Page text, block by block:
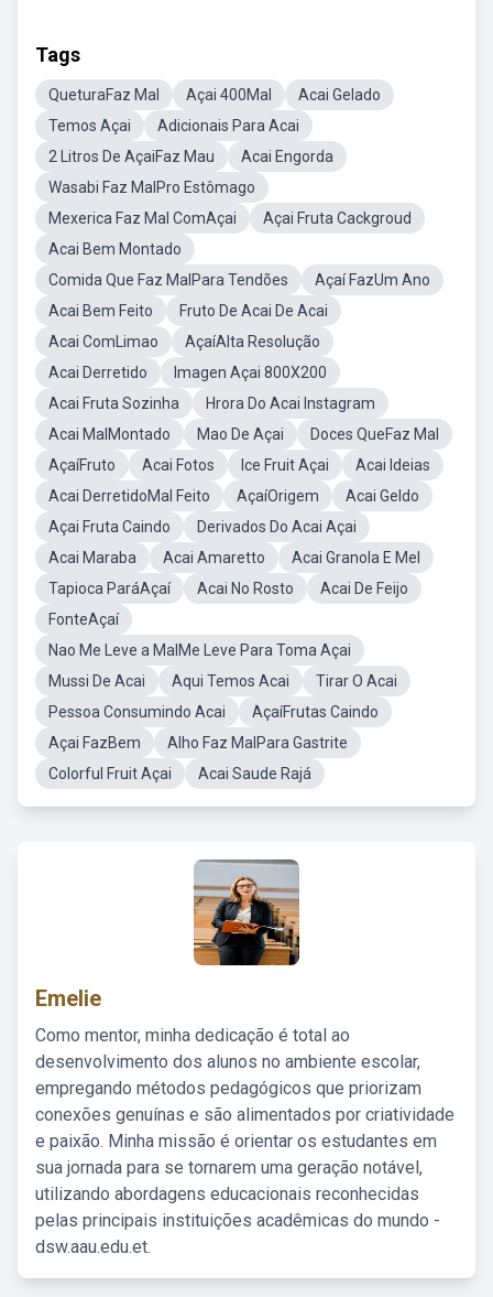
Tags
QueturaFaz Mal Açai 400Mal
Acai Gelado
Temos Açai
Adicionais Para Acai
2 Litros De AçaiFaz Mau
Acai Engorda
Wasabi Faz MalPro Estômago
Mexerica Faz Mal ComAçai
Açai Fruta Cackgroud
Acai Bem Montado
Comida Que Faz MalPara Tendões
Açaí FazUm Ano
Acai Bem Feito
Fruto De Acai De Acai
Acai ComLimao
AçaíAlta Resolução
Acai Derretido
Imagen Açai 800X200
Acai Fruta Sozinha
Hrora Do Acai Instagram
Acai MalMontado
Mao De Açai
Doces QueFaz Mal
AçaíFruto
Acai Fotos Ice Fruit Açai
Acai Ideias
Acai DerretidoMal Feito
AçaíOrigem
Acai Geldo
Açai Fruta Caindo
Derivados Do Acai Açai
Acai Maraba
Acai Amaretto
Acai Granola E Mel
Tapioca ParáAçaí
Acai No Rosto
Acai De Feijo
FonteAçaí
Nao Me Leve a MalMe Leve Para Toma Açai
Mussi De Acai
Aqui Temos Acai
Tirar O Acai
Pessoa Consumindo Acai
AçaíFrutas Caindo
Açai FazBem
Alho Faz MalPara Gastrite
Colorful Fruit Açai
Acai Saude Rajá
Emelie
Como mentor, minha dedicação é total ao
desenvolvimento dos alunos no ambiente escolar,
empregando métodos pedagógicos que priorizam
conexões genuínas e são alimentados por criatividade
e paixão. Minha missão é orientar os estudantes em
sua jornada para se tornarem uma geração notável,
utilizando abordagens educacionais reconhecidas
pelas principais instituições acadêmicas do mundo -
dsw.aau.edu.et.